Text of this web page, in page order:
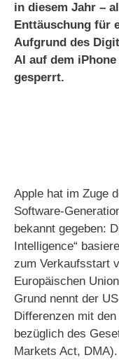
in diesem Jahr –
Enttäuschung für
Aufgrund des
AI auf dem
gesperrt.
Apple hat im Zuge
Software-
bekannt gegeben:
Intelligence“
zum Verkaufsstart
Europäischen
Grund nennt der
Differenzen mit
bezüglich des
Markets Act, DMA).